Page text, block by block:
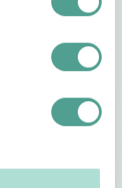
0reviews